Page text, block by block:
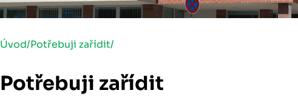
Úvod/Potřebuji zařídit/
Potřebuji zařídit